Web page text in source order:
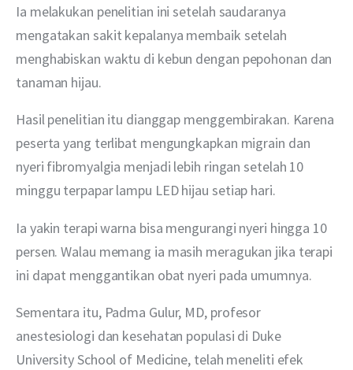
Ia melakukan penelitian ini setelah saudaranya
mengatakan sakit kepalanya membaik setelah
menghabiskan waktu di kebun dengan pepohonan dan
tanaman hijau.
Hasil penelitian itu dianggap menggembirakan. Karena
peserta yang terlibat mengungkapkan migrain dan
nyeri fibromyalgia menjadi lebih ringan setelah 10
minggu terpapar lampu LED hijau setiap hari.
Ia yakin terapi warna bisa mengurangi nyeri hingga 10
persen. Walau memang ia masih meragukan jika terapi
ini dapat menggantikan obat nyeri pada umumnya.
Sementara itu, Padma Gulur, MD, profesor
anestesiologi dan kesehatan populasi di Duke
University School of Medicine, telah meneliti efek